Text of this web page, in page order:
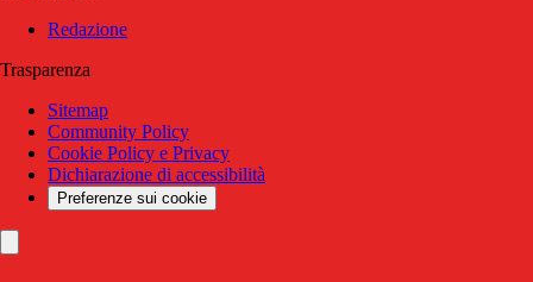
Redazione
Trasparenza
Sitemap
Community Policy
Cookie Policy e Privacy
Dichiarazione di accessibilità
Preferenze sui cookie